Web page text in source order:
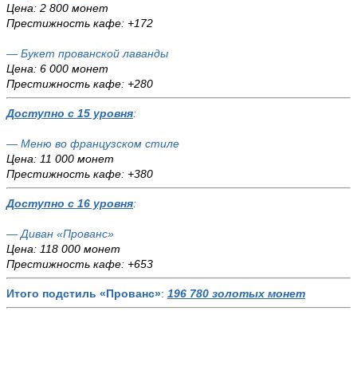
Цена: 2 800 монет
Престижность кафе: +172
— Букет прованской лаванды
Цена: 6 000 монет
Престижность кафе: +280
Доступно с 15 уровня:
— Меню во французском стиле
Цена: 11 000 монет
Престижность кафе: +380
Доступно с 16 уровня:
— Диван «Прованс»
Цена: 118 000 монет
Престижность кафе: +653
Итого подстиль «Прованс»: 196 780 золотых монет